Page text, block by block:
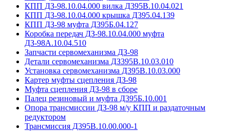
КПП ДЗ-98.10.04.000 вилка Д395В.10.04.021
КПП ДЗ-98.10.04.000 крышка Д395.04.139
КПП ДЗ-98 муфта Д395Б.04.127
Коробка передач ДЗ-98.10.04.000 муфта
ДЗ-98А.10.04.510
Запчасти сервомеханизма ДЗ-98
Детали сервомеханизма ДЗ395В.10.03.010
Установка сервомеханизма Д395В.10.03.000
Картер муфты сцепления ДЗ-98
Муфта сцепления ДЗ-98 в сборе
Палец резиновый и муфта Д395Б.10.001
Опора трансмиссии ДЗ-98 м/у КПП и раздаточным
редуктором
Трансмиссия Д395В.10.00.000-1